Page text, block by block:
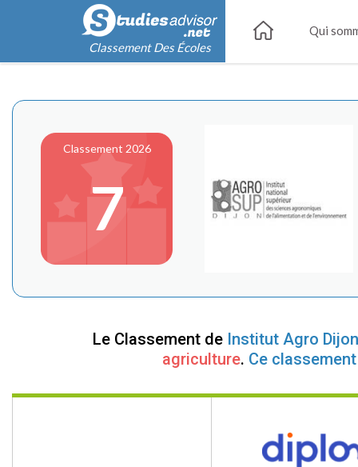
Classement Des Écoles
Qui
Classement 2026
7
Le Classement de Institut Agro Dijon
agriculture. Ce